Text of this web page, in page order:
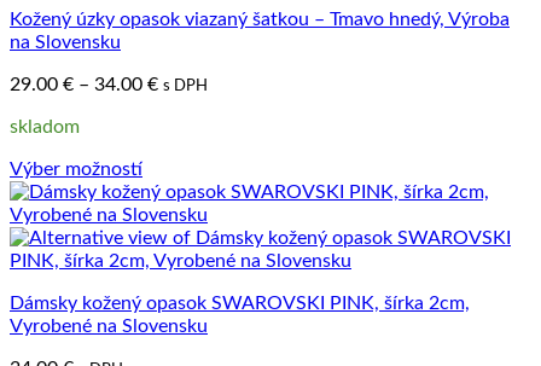
Možnosti
si
vybrať
stránke
produktu.
Kožený úzky opasok viazaný šatkou – Tmavo hnedý, Výroba
na Slovensku
29.00 € – 34.00 €Price
s DPH
skladom
Výber možností
Tento
produkt
má
viacero
Možnosti
si
Dámsky kožený opasok SWAROVSKI PINK, šírka 2cm,
Vyrobené na Slovensku